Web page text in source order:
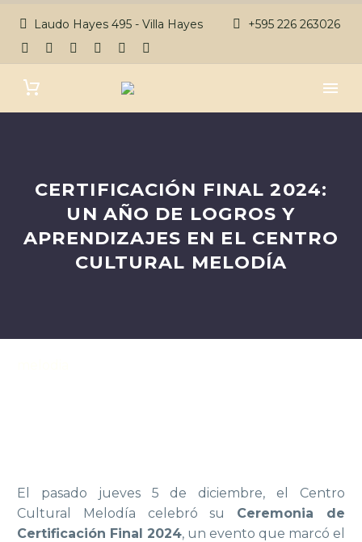
Laudo Hayes 495 - Villa Hayes +595 226 263026
CERTIFICACIÓN FINAL 2024:
UN AÑO DE LOGROS Y
APRENDIZAJES EN EL CENTRO
CULTURAL MELODÍA
El pasado jueves 5 de diciembre, el Centro
Cultural Melodía celebró su Ceremonia de
Certificación Final 2024, un evento que marcó el